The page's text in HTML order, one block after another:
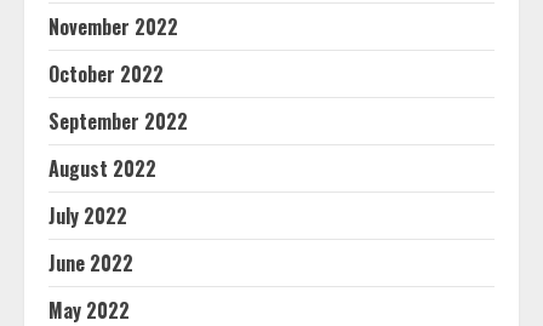
November 2022
October 2022
September 2022
August 2022
July 2022
June 2022
May 2022